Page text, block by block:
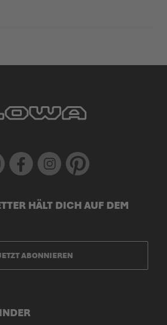
Facebook Instagram Pinterest
HÄLT DICH AUF DEM
ABONNIEREN